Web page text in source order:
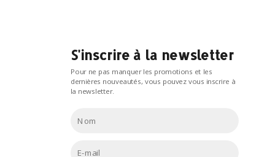
S'inscrire à la newsletter
Pour ne pas manquer les promotions et les
dernières nouveautés, vous pouvez vous inscrire à
la newsletter.